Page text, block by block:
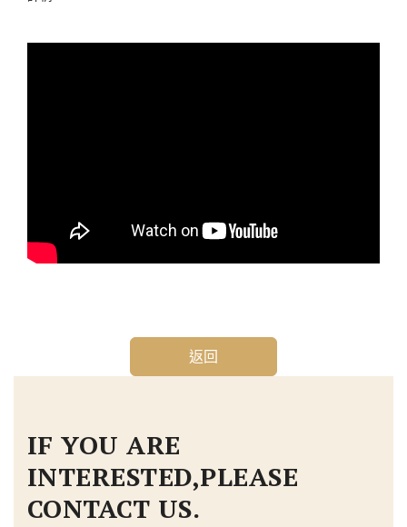
返回
IF YOU ARE
INTERESTED,PLEASE
CONTACT US.